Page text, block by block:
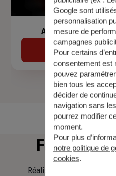
Assurance de prêt
Découvrir
Faitesune
Réalisez une simulation
Google sont
personnalisation
mesure de
campagnes
Pour certains
consentement est
pouvez
bien tous les
décider de
navigation sans
pourrez modifier
moment.
Pour plus
notre politique de
cookies.